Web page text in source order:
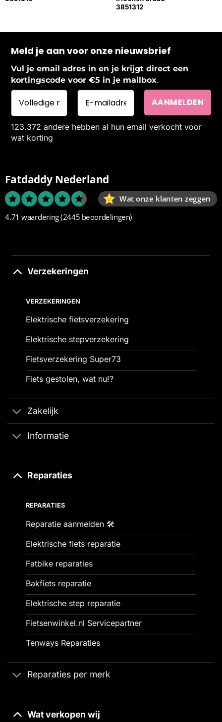
3851312
Meld je aan voor onze nieuwsbrief
Vul je email adres in en je krijgt direct een
kortingscode voor €5 in je mailbox.
123.372 andere hebben al hun email verkocht voor
wat korting
Fatdaddy Nederland
Wat onze klanten zeggen
4.71 waardering(2445 beoordelingen)
Verzekeringen
VERZEKERINGEN
Elektrische fietsverzekering
Elektrische stepverzekering
Fietsverzekering Super73
Fiets gestolen, wat nu!?
Zakelijk
Informatie
Reparaties
REPARATIES
Reparatie aanmelden 🛠️
Elektrische fiets reparatie
Fatbike reparaties
Bakfiets reparatie
Elektrische step reparatie
Fietsenwinkel.nl Servicepartner
Tenways Reparaties
Reparaties per merk
Wat verkopen wij